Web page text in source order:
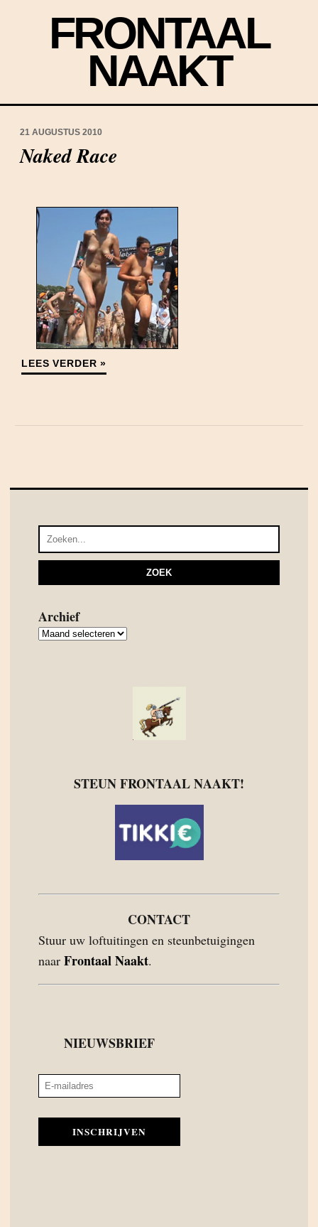
FRONTAAL
NAAKT
21 AUGUSTUS 2010
Naked Race
LEES VERDER »
Archief
Archief
STEUN FRONTAAL NAAKT!
CONTACT
Stuur uw loftuitingen en steunbetuigingen
naar Frontaal Naakt.
NIEUWSBRIEF
INSCHRIJVEN